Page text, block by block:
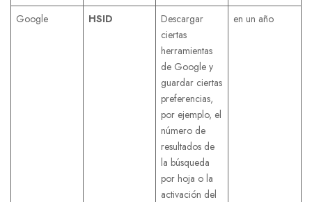
Google HSID
Descargar
ciertas
herramientas
de Google y
guardar ciertas
preferencias,
por ejemplo, el
número de
resultados de
la búsqueda
por hoja o la
activación del
en un año